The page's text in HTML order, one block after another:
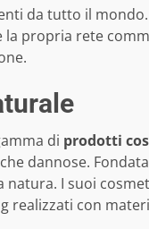
da tutto il mondo.
propria rete
di prodotti
dannose.
I suoi
realizzati con